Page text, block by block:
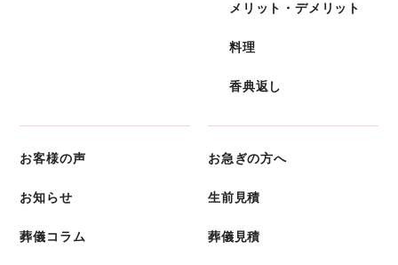
メリット・デメリット
料理
香典返し
お客様の声
お知らせ
葬儀コラム
お急ぎの方へ
生前見積
葬儀見積